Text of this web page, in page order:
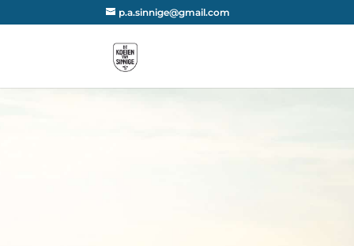
p.a.sinnige@gmail.com